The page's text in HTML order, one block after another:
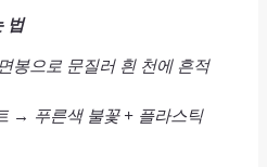
법
봉으로 문질러 흰 천에 흔적
→ 푸른색 불꽃 + 플라스틱